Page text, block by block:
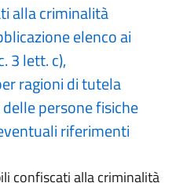
alla criminalità
elenco ai
3 lett. c),
ragioni di tutela
persone fisiche
riferimenti
confiscati alla criminalità